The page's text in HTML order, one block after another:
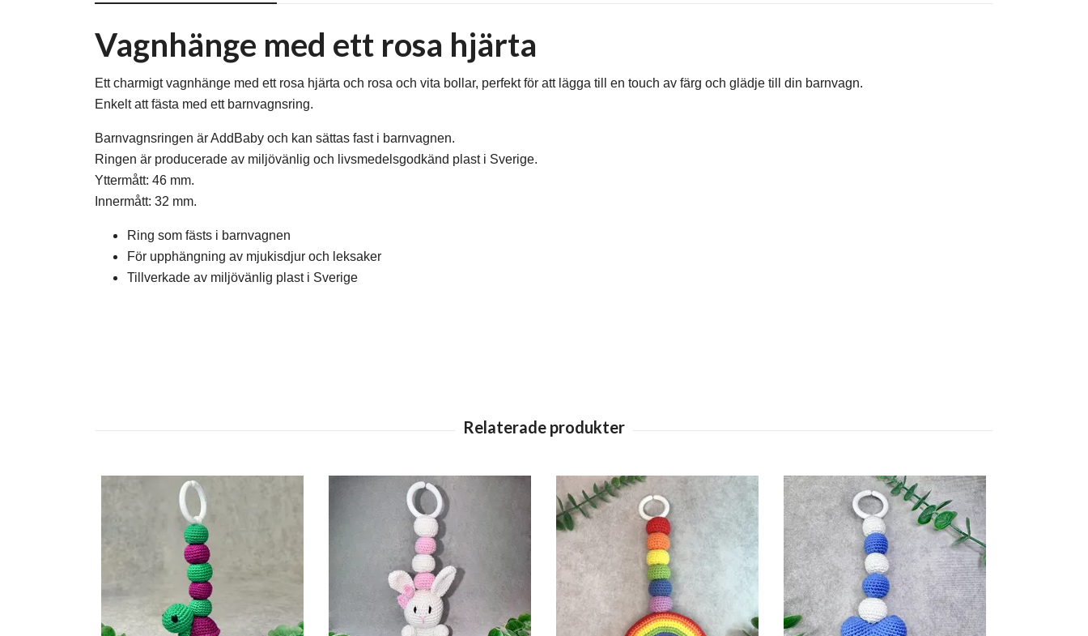
Vagnhänge med ett rosa hjärta
Ett charmigt vagnhänge med ett rosa hjärta och rosa och vita bollar, perfekt för att lägga till en touch av färg och glädje till din barnvagn.
Enkelt att fästa med ett barnvagnsring.
Barnvagnsringen är AddBaby och kan sättas fast i barnvagnen.
Ringen är producerade av miljövänlig och livsmedelsgodkänd plast i Sverige.
Yttermått: 46 mm.
Innermått: 32 mm.
Ring som fästs i barnvagnen
För upphängning av mjukisdjur och leksaker
Tillverkade av miljövänlig plast i Sverige